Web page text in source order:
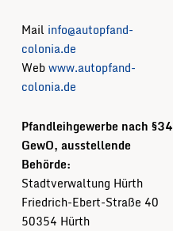
Mail info@autopfand-
colonia.de
Webwww.autopfand-
colonia.de
Pfandleihgewerbe nach §34
GewO, ausstellende
Behörde:
Stadtverwaltung Hürth
Friedrich-Ebert-Straße 40
50354 Hürth